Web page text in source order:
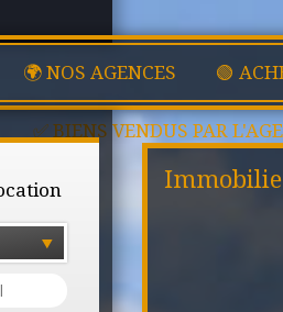
🌍 NOS AGENCES 🟢
✅ BIENS VENDUS PAR